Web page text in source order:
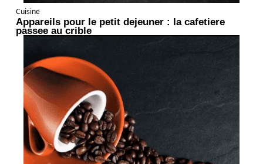
Cuisine
Appareils pour le petit dejeuner : la cafetiere
passee au crible